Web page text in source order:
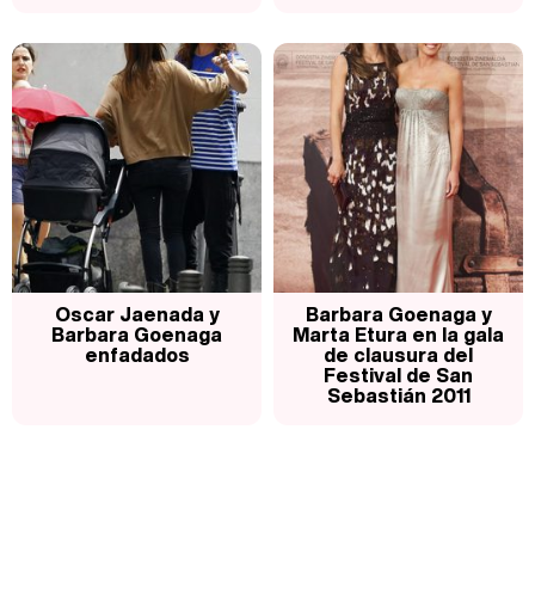
Oscar Jaenada y
Barbara Goenaga
enfadados
Barbara Goenaga y
Marta Etura en la gala
de clausura del
Festival de San
Sebastián 2011